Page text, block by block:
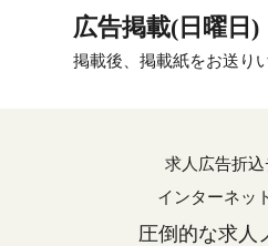
広告掲載(日曜日)
掲載後、掲載紙をお送り
求人広告折込
インターネッ
圧倒的な求人